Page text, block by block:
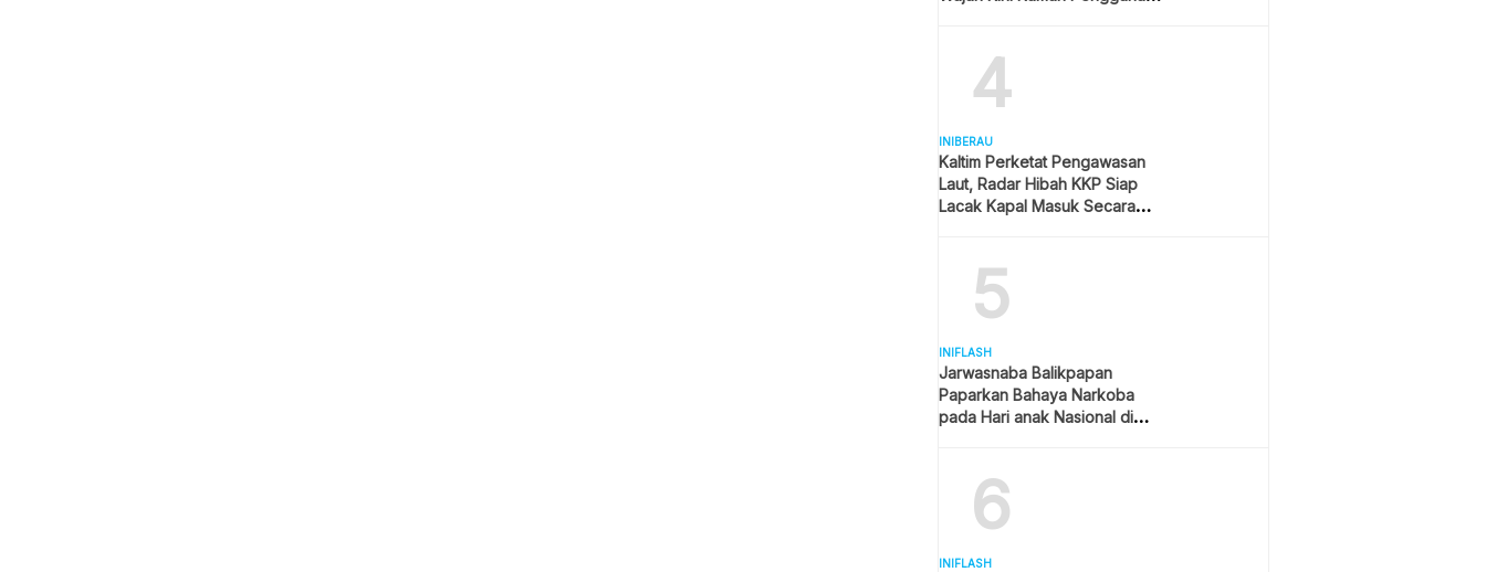
4
INIBERAU
Kaltim Perketat Pengawasan
Laut, Radar Hibah KKP Siap
Lacak Kapal Masuk Secara
5
INIFLASH
Jarwasnaba Balikpapan
Paparkan Bahaya Narkoba
pada Hari anak Nasional di
6
INIFLASH